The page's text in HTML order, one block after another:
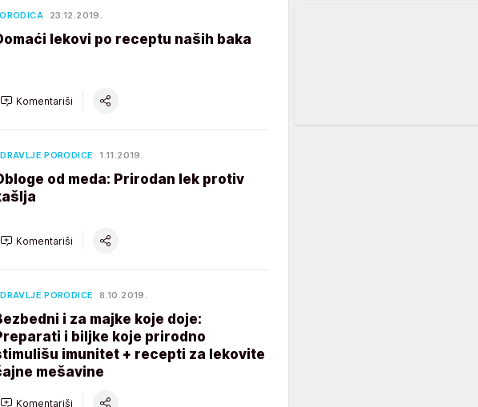
23.12.2019.
lekovi po receptu naših baka
Komentariši
PORODICE 1.11.2019.
od meda: Prirodan lek protiv
Komentariši
PORODICE 8.10.2019.
i za majke koje doje:
i biljke koje prirodno
imunitet + recepti za lekovite
mešavine
Komentariši